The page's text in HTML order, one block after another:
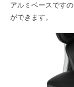
アルミベースです
ができます。